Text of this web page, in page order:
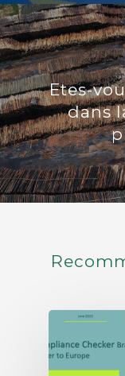
Etes-
dans